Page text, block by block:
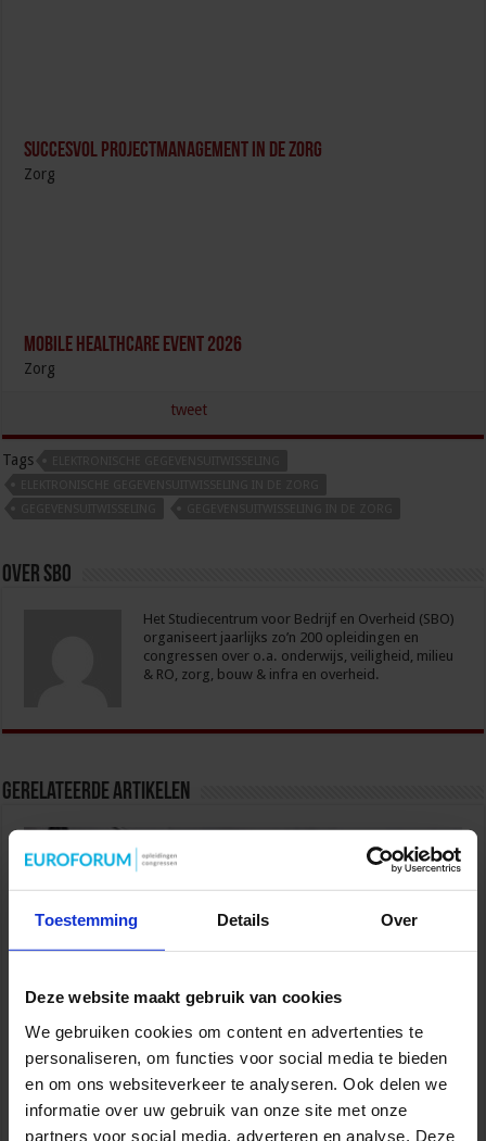
Toestemming Details Over
Deze website maakt gebruik van cookies
We gebruiken cookies om content en advertenties te
personaliseren, om functies voor social media te bieden
en om ons websiteverkeer te analyseren. Ook delen we
informatie over uw gebruik van onze site met onze
partners voor social media, adverteren en analyse. Deze
Succesvol Projectmanagement in de Zorg
Zorg
Mobile Healthcare Event 2026
Zorg
tweet
Tags
Over sbo
Het Studiecentrum voor Bedrijf en Overheid (SBO)
organiseert jaarlijks zo’n 200 opleidingen en
congressen over o.a. onderwijs, veiligheid, milieu
& RO, zorg, bouw & infra en overheid.
Gerelateerde Artikelen
Kabinet scherpt regels aan voor winstuitkeringen en
bedrijfsvoering in de zorg
6 juli 2026